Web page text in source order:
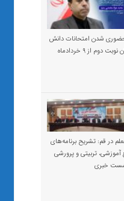
شدن امتحانات دانش
دوم از ۹ خردادماه
در قم: تشریح برنامه‌های
آموزشی، تربیتی و پرورشی
خبری